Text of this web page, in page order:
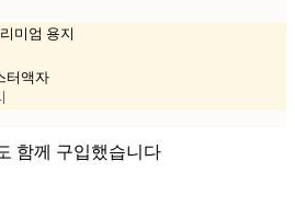
미엄 용지
터액자
함께 구입했습니다